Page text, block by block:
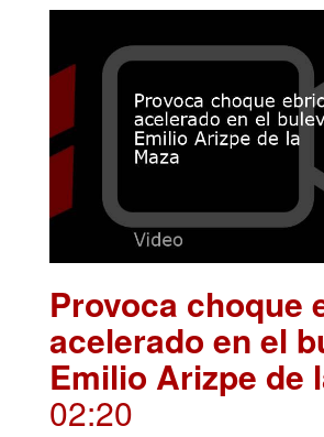
Provoca choque
acelerado en el
Emilio Arizpe de
02:20